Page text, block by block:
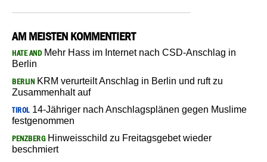
AM MEISTEN KOMMENTIERT
HATE ANDMehr Hass im Internet nach CSD-Anschlag in
Berlin
BERLIN KRM verurteilt Anschlag in Berlin und ruft zu
Zusammenhalt auf
TIROL14-Jähriger nach Anschlagsplänen gegen Muslime
festgenommen
PENZBERGHinweisschild zu Freitagsgebet wieder
beschmiert